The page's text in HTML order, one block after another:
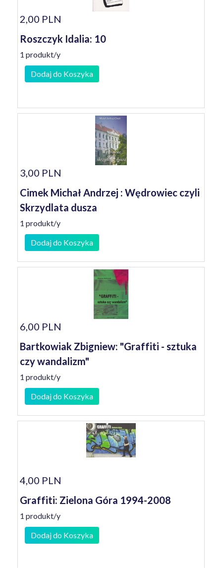
2,00 PLN
Roszczyk Idalia: 10
1 produkt/y
Dodaj do Koszyka
3,00 PLN
Cimek Michał Andrzej : Wędrowiec czyli
Skrzydlata dusza
1 produkt/y
Dodaj do Koszyka
6,00 PLN
Bartkowiak Zbigniew: "Graffiti - sztuka
czy wandalizm"
1 produkt/y
Dodaj do Koszyka
4,00 PLN
Graffiti: Zielona Góra 1994-2008
1 produkt/y
Dodaj do Koszyka